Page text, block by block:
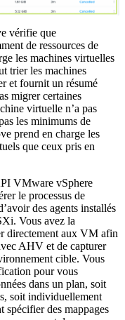
vérifie que
de ressources de
les machines virtuelles
trier les machines
et fournit un résumé
migrer certaines
virtuelle n’a pas
les minimums de
prend en charge les
que ceux pris en
VMware vSphere
le processus de
des agents installés
Vous avez la
directement aux VM afin
AHV et de capturer
cible. Vous
pour vous
dans un plan, soit
soit individuellement
spécifier des mappages